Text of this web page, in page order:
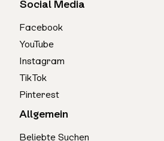
Social Media
Facebook
YouTube
Instagram
TikTok
Pinterest
Allgemein
Beliebte Suchen